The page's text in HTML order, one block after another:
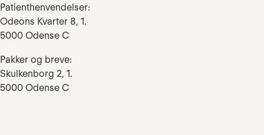
Patienthenvendelser:
Odeons Kvarter 8, 1.
5000 Odense C
Pakker og breve:
Skulkenborg 2, 1.
5000 Odense C